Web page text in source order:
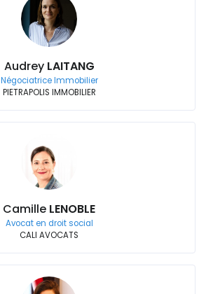
Audrey LAITANG
Négociatrice Immobilier
PIETRAPOLIS IMMOBILIER
Camille LENOBLE
Avocat en droit social
CALI AVOCATS